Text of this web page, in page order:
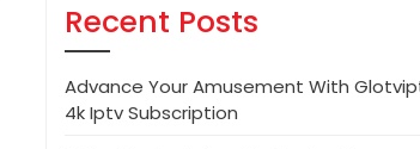
Recent Posts
Advance Your Amusement With
4k Iptv Subscription